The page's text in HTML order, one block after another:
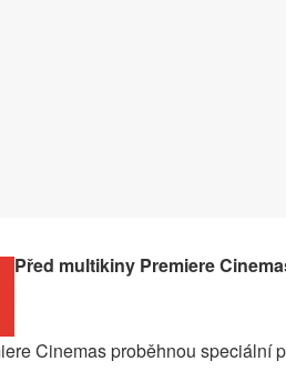
Před multikiny Premiere
Cinemas proběhnou speciální